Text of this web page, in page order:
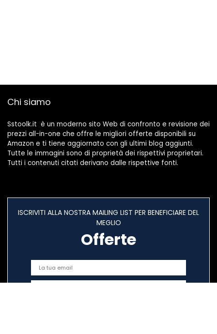
Chi siamo
Sstoolk.it è un moderno sito Web di confronto e revisione dei
prezzi all-in-one che offre le migliori offerte disponibili su
Amazon e ti tiene aggiornato con gli ultimi blog aggiunti.
Tutte le immagini sono di proprietà dei rispettivi proprietari.
Tutti i contenuti citati derivano dalle rispettive fonti.
ISCRIVITI ALLA NOSTRA MAILING LIST PER BENEFICIARE DEL
MEGLIO
Offerte